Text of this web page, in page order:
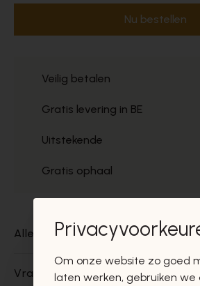
Nu bestellen
Veilig betalen
Gratis levering in BE
Uitstekende
Gratis ophaal
Alles over dit product
Vragen over dit product?
Om onze website zo goed
laten werken, gebruiken we